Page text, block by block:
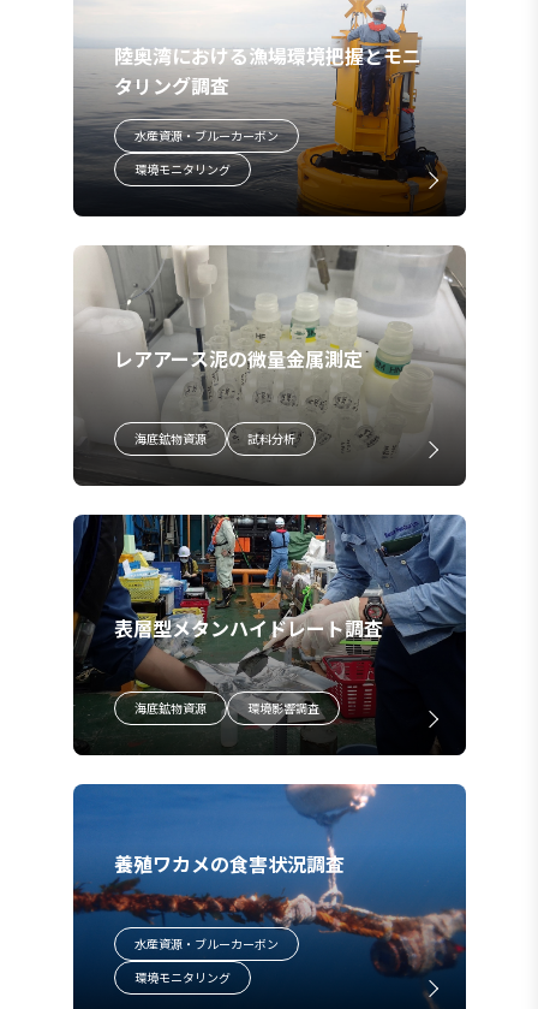
陸奥湾における漁場環境把握とモニ
タリング調査
水産資源・ブルーカーボン
環境モニタリング
レアアース泥の微量金属測定
海底鉱物資源 試料分析
表層型メタンハイドレート調査
海底鉱物資源 環境影響調査
養殖ワカメの食害状況調査
水産資源・ブルーカーボン
環境モニタリング